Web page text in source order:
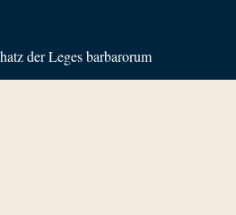
der Leges barbarorum